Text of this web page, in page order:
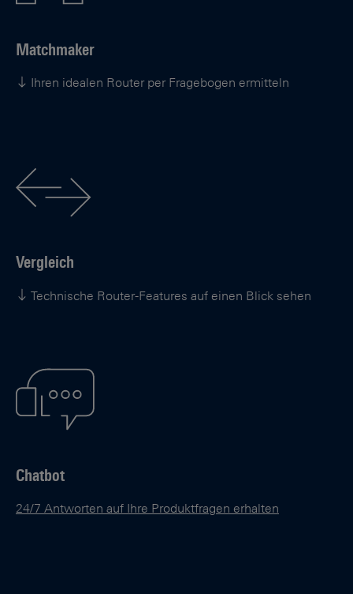
Matchmaker
Ihren idealen Router per Fragebogen ermitteln
Vergleich
Technische Router-Features auf einen Blick sehen
Chatbot
24/7 Antworten auf Ihre Produktfragen erhalten